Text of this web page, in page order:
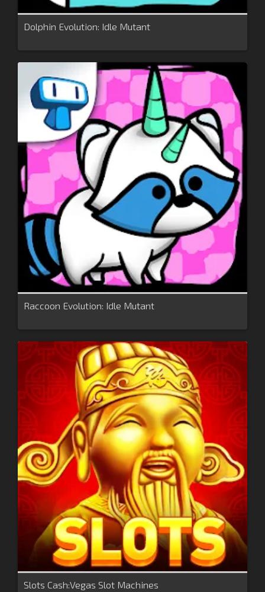
Dolphin Evolution: Idle Mutant
Raccoon Evolution: Idle Mutant
Slots Cash:Vegas Slot Machines